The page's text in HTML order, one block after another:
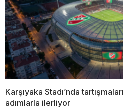
Karşıyaka Stadı’nda
adımlarla ilerliyor